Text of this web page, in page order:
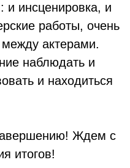
и инсценировка, и
работы, очень
актерами.
наблюдать и
и находиться
Ждем с
итогов!